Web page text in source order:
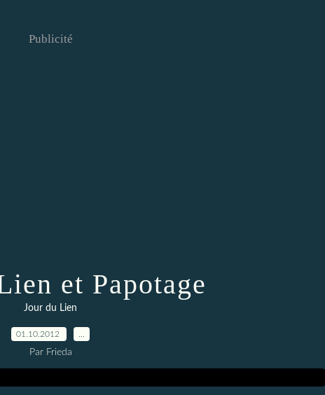
Publicité
et Papotage
Jour du Lien
01.10.2012
Par Frieda